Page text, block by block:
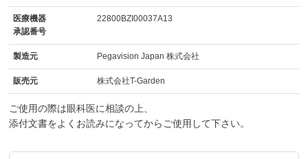
医療機器
承認番号
22800BZI00037A13
製造元 Pegavision Japan 株式会社
販売元 株式会社T-Garden
ご使用の際は眼科医に相談の上、
添付文書をよくお読みになってからご使用して下さい。